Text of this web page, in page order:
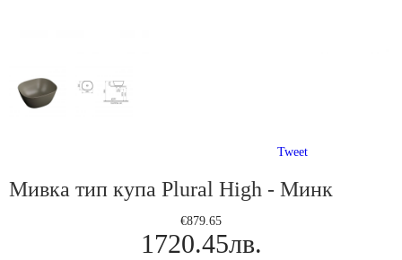
Tweet
Мивка тип купа Plural High - Минк
€879.65
1720.45лв.